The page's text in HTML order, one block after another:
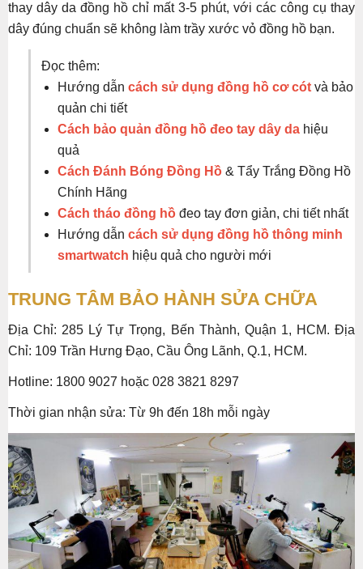
thay dây da đồng hồ chỉ mất 3-5 phút, với các công cụ thay
dây đúng chuẩn sẽ không làm trầy xước vỏ đồng hồ bạn.
Đọc thêm:
Hướng dẫn cách sử dụng đồng hồ cơ cót và bảo
quản chi tiết
Cách bảo quản đồng hồ đeo tay dây da hiệu
quả
Cách Đánh Bóng Đồng Hồ & Tẩy Trắng Đồng Hồ
Chính Hãng
Cách tháo đồng hồ đeo tay đơn giản, chi tiết nhất
Hướng dẫn cách sử dụng đồng hồ thông minh
smartwatch hiệu quả cho người mới
TRUNG TÂM BẢO HÀNH SỬA CHỮA
Địa Chỉ: 285 Lý Tự Trọng, Bến Thành, Quận 1, HCM. Địa
Chỉ: 109 Trần Hưng Đạo, Cầu Ông Lãnh, Q.1, HCM.
Hotline: 1800 9027 hoặc 028 3821 8297
Thời gian nhận sửa: Từ 9h đến 18h mỗi ngày